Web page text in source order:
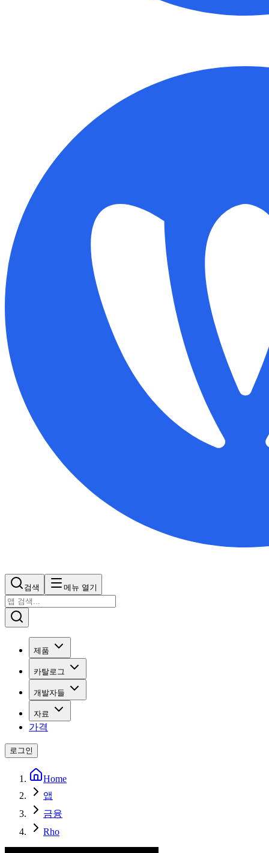
검색 메뉴 열기
제품
카탈로그
개발자들
자료
가격
로그인
Home
앱
금융
Rho